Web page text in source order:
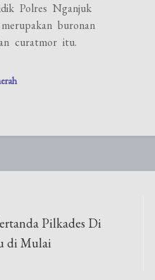
Polres Nganjuk
buronan
curatmor itu.
Pilkades Di
di Mulai